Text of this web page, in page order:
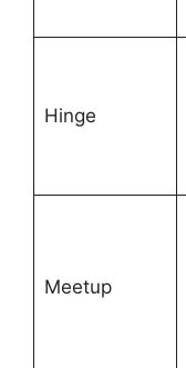
Hinge
Meetup